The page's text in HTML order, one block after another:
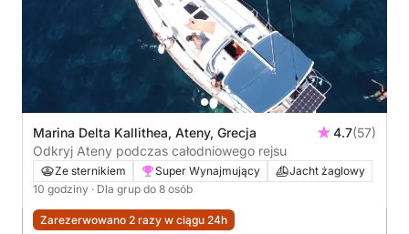
Marina Delta Kallithea, Ateny, Grecja 4.7(57)
Odkryj Ateny podczas całodniowego rejsu
Ze sternikiem Super Wynajmujący
Jacht żaglowy
10 godziny · Dla grup do 8 osób
Zarezerwowano 2 razy w ciągu 24h